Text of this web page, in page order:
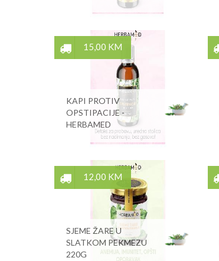
15,00 KM
KAPI PROTIV
OPSTIPACIJE -
HERBAMED
12,00 KM
SJEME ŽARE U
SLATKOM PEKMEZU
220G